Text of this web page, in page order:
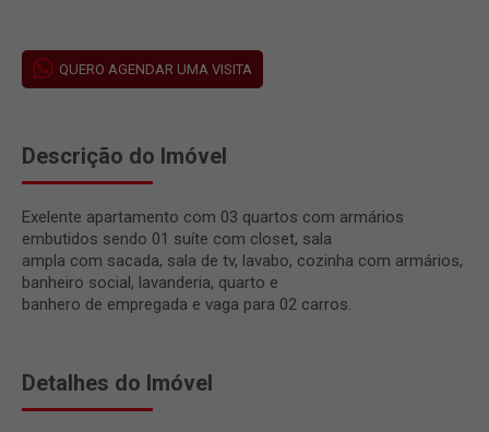
QUERO AGENDAR UMA VISITA
Descrição do Imóvel
Exelente apartamento com 03 quartos com armários
embutidos sendo 01 suíte com closet, sala
ampla com sacada, sala de tv, lavabo, cozinha com armários,
banheiro social, lavanderia, quarto e
banhero de empregada e vaga para 02 carros.
Detalhes do Imóvel